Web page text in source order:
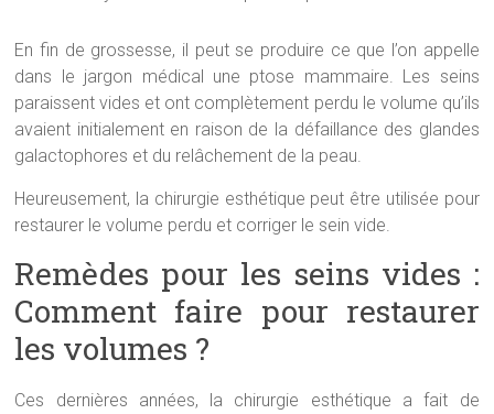
En fin de grossesse, il peut se produire ce que l’on appelle
dans le jargon médical une ptose mammaire. Les seins
paraissent vides et ont complètement perdu le volume qu’ils
avaient initialement en raison de la défaillance des glandes
galactophores et du relâchement de la peau.
Heureusement, la chirurgie esthétique peut être utilisée pour
restaurer le volume perdu et corriger le sein vide.
Remèdes pour les seins vides :
Comment faire pour restaurer
les volumes ?
Ces dernières années, la chirurgie esthétique a fait de